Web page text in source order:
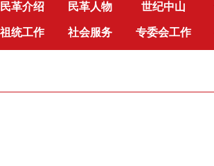
民革介绍 民革人物 世纪中山
祖统工作 社会服务 专委会工作